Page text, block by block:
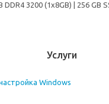
DDR4 3200 (1x8GB) | 256 GB
Услуги
Windows